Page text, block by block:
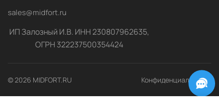
sales@midfort.ru
ИП Залозный И.В. ИНН 230807962635,
ОГРН 322237500354424
© 2026 MIDFORT.RU Конфиденциальность